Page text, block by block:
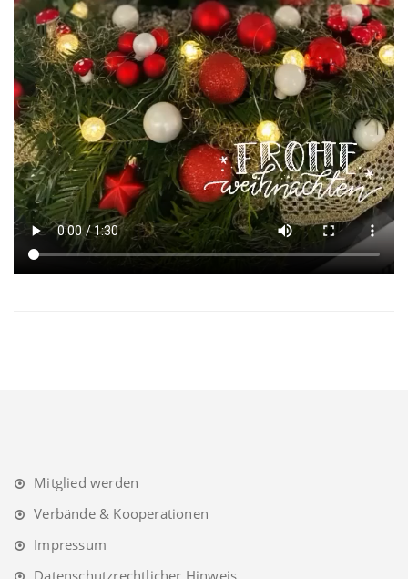
Mitglied werden
Verbände & Kooperationen
Impressum
Datenschutzrechtlicher Hinweis